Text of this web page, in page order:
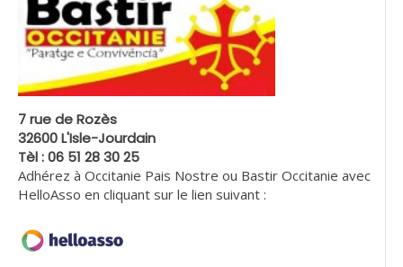
7 rue de Rozès
32600 L'Isle-Jourdain
Tèl : 06 51 28 30 25
Adhérez à Occitanie Pais Nostre ou Bastir Occitanie avec
HelloAsso en cliquant sur le lien suivant :